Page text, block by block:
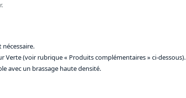
Verte (voir rubrique « Produits complémentaires » ci-dessous).
avec un brassage haute densité.